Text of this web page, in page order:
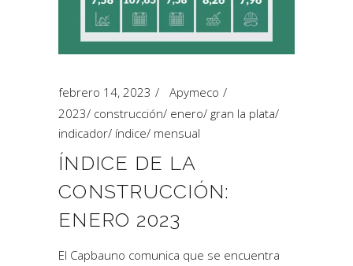
febrero 14, 2023
Apymeco
2023/ construcción/ enero/ gran la plata/
indicador/ índice/ mensual
ÍNDICE DE LA
CONSTRUCCIÓN:
ENERO 2023
El Capbauno comunica que se encuentra